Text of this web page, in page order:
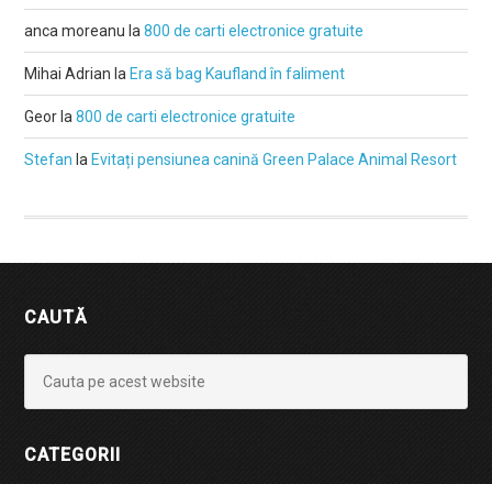
anca moreanu la800 de carti electronice gratuite
Mihai Adrian la Era să bag Kaufland în faliment
Geor la800 de carti electronice gratuite
Stefan la Evitați pensiunea canină Green Palace Animal Resort
CAUTĂ
CATEGORII